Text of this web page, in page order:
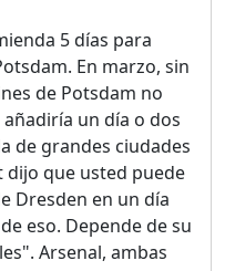
5 días para
En marzo, sin
de Potsdam no
un día o dos
de grandes ciudades
dijo que usted puede
Dresden en un día
eso. Depende de su
Arsenal, ambas